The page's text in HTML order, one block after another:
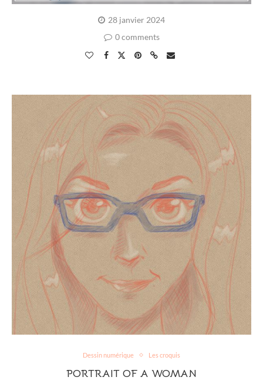
28 janvier 2024
0 comments
Dessin numérique Les croquis
PORTRAIT OF A WOMAN